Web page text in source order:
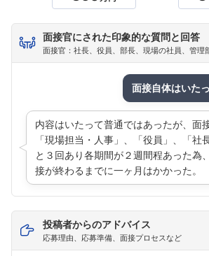
面接官にされた印象的な質問と回答
面接官：社長、役員、部長、現場の社員、管理
面接自体はいた
内容はいたって普通ではあったが、面
「現場担当・人事」、「役員」、「社長
と３回あり各期間が２週間程あった為
接が終わるまでに一ヶ月はかかった。
投稿者からのアドバイス
応募理由、応募準備、面接プロセスなど